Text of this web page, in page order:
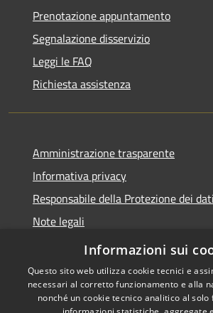
Prenotazione appuntamento
Segnalazione disservizio
Leggi le FAQ
Richiesta assistenza
Amministrazione trasparente
Informativa privacy
Responsabile della Protezione dei dati
Note legali
Dichiarazione di accessibilità
Informazioni sui
Questo sito web utilizza cookie tecnici e
necessari al corretto funzionamento e alla
nonché un cookie tecnico analitico al